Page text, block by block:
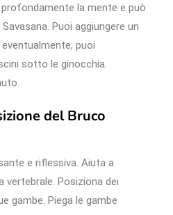
la mente e può
Puoi aggiungere un
puoi
sotto le ginocchia.
del Bruco
e riflessiva. Aiuta a
vertebrale. Posiziona dei
gambe. Piega le gambe